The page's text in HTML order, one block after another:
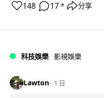
148 17 ↗ 分享
科技娛樂 影視娛樂
Lawton 1 日